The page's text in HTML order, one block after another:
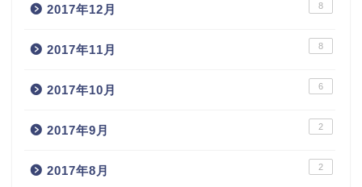
2017年12月 8
2017年11月 8
2017年10月 6
2017年9月 2
2017年8月 2